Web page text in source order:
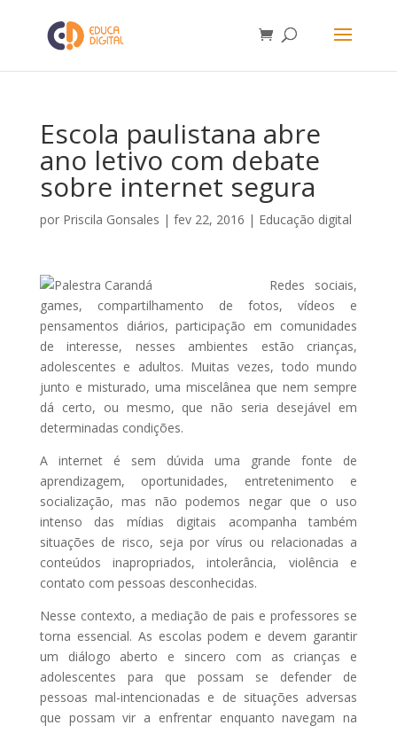
Escola paulistana abre
ano letivo com debate
sobre internet segura
por Priscila Gonsales | fev 22, 2016 | Educação digital
Redes sociais,
games, compartilhamento de fotos, vídeos e
pensamentos diários, participação em comunidades
de interesse, nesses ambientes estão crianças,
adolescentes e adultos. Muitas vezes, todo mundo
junto e misturado, uma miscelânea que nem sempre
dá certo, ou mesmo, que não seria desejável em
determinadas condições.
A internet é sem dúvida uma grande fonte de
aprendizagem, oportunidades, entretenimento e
socialização, mas não podemos negar que o uso
intenso das mídias digitais acompanha também
situações de risco, seja por vírus ou relacionadas a
conteúdos inapropriados, intolerância, violência e
contato com pessoas desconhecidas.
Nesse contexto, a mediação de pais e professores se
torna essencial. As escolas podem e devem garantir
um diálogo aberto e sincero com as crianças e
adolescentes para que possam se defender de
pessoas mal-intencionadas e de situações adversas
que possam vir a enfrentar enquanto navegam na